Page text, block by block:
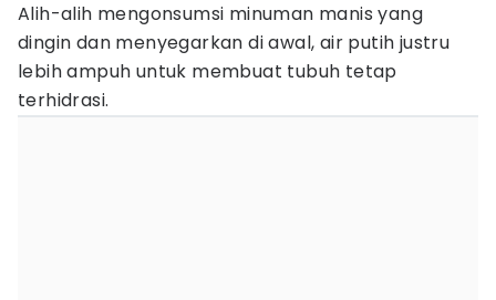
Alih-alih mengonsumsi minuman manis yang
dingin dan menyegarkan di awal, air putih justru
lebih ampuh untuk membuat tubuh tetap
terhidrasi.